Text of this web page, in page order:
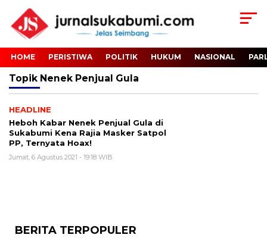
HOME PERISTIWA POLITIK HUKUM NASIONAL
Topik Nenek Penjual Gula
HEADLINE
Heboh Kabar Nenek Penjual Gula di
Sukabumi Kena Rajia Masker Satpol
PP, Ternyata Hoax!
Jumat, 6 Agustus 2021 - 19:18 WIB
BERITA TERPOPULER